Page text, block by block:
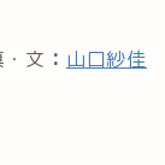
文 ： 山口紗佳